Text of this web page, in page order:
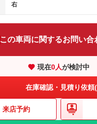
右
この車両に関するお問い合
現在0人が検討中
在庫確認・見積り依頼
来店予約